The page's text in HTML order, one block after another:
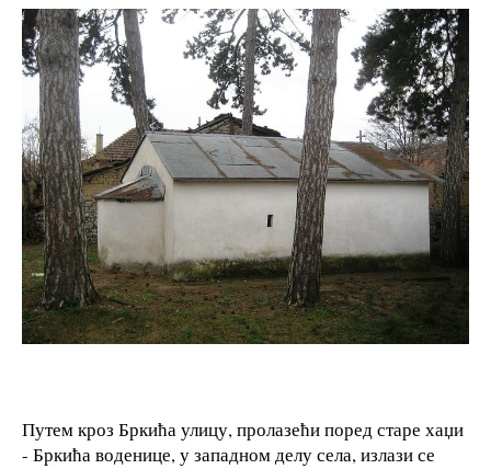
Путем кроз Бркића улицу, пролазећи поред старе хаџи
- Бркића воденице, у западном делу села, излази се